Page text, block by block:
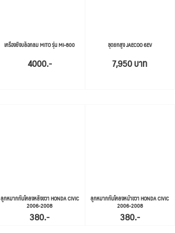
เครื่องยิงบล็อกลม MITO รุ่น MI-800
4000.-
ชุดยกสูง JAECOO 6EV
7,950 บาท
ลูกหมากกันโคลงหลังขวา HONDA CIVIC
2006-2008
380.-
ลูกหมากกันโคลงหน้าขวา HONDA CIVIC
2006-2008
380.-